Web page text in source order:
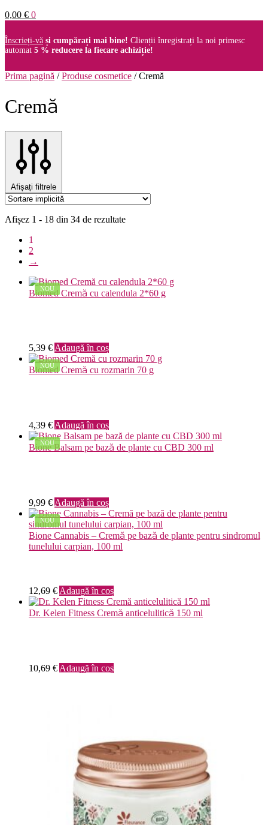
0,00 € 0
Înscrieți-vă și cumpărați mai bine! Clienții înregistrați la noi primesc
automat 5 % reducere la fiecare achiziție!
Prima pagină /Produse cosmetice /Cremă
Cremă
Afișați filtrele
Afișez 1 - 18 din 34 de rezultate
1
2
→
NOU
Biomed Cremă cu calendula 2*60 g
5,39 €Adaugă în coș
NOU
Biomed Cremă cu rozmarin 70 g
4,39 € Adaugă în coș
NOU
Bione Balsam pe bază de plante cu CBD 300 ml
9,99 € Adaugă în coș
NOU
Bione Cannabis – Cremă pe bază de plante pentru sindromul
tunelului carpian, 100 ml
12,69 € Adaugă în coș
Dr. Kelen Fitness Cremă anticelulitică 150 ml
10,69 € Adaugă în coș